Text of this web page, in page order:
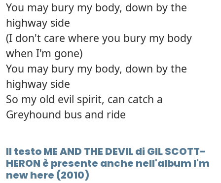
You may bury my body, down by the
highway side
(I don't care where you bury my body
when I'm gone)
You may bury my body, down by the
highway side
So my old evil spirit, can catch a
Greyhound bus and ride
Il testo ME AND THE DEVIL di GIL SCOTT-
HERON è presente anche nell'album I'm
new here (2010)